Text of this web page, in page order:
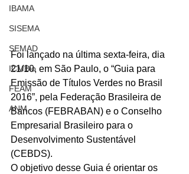
IBAMA
SISEMA
SEMAD
ICMBio
FEAM
ANM
Foi lançado na última sexta-feira, dia
21/10, em São Paulo, o “Guia para
Emissão de Títulos Verdes no Brasil
2016”, pela Federação Brasileira de
Bancos (FEBRABAN) e o Conselho
Empresarial Brasileiro para o
Desenvolvimento Sustentável
(CEBDS).
O objetivo desse Guia é orientar os